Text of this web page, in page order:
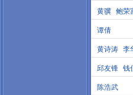
黄骥 鲍荣
谭倩
黄诗涛 李
邱友锋 钱
陈浩武